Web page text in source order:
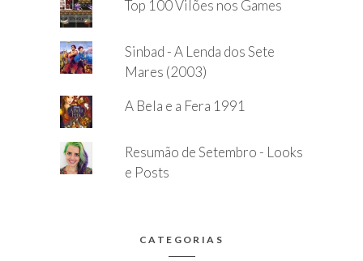
Top 100 Vilões nos Games
Sinbad - A Lenda dos Sete
Mares (2003)
A Bela e a Fera 1991
Resumão de Setembro - Looks
e Posts
CATEGORIAS